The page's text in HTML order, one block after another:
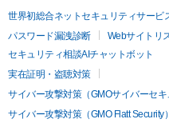
世界初総合ネットセキュリティサービ
パスワード漏洩診断
Webサイトリ
セキュリティ相談AIチャットボット
実在証明・盗聴対策
サイバー攻撃対策（GMOサイバーセキ
サイバー攻撃対策（GMO Flatt Security）